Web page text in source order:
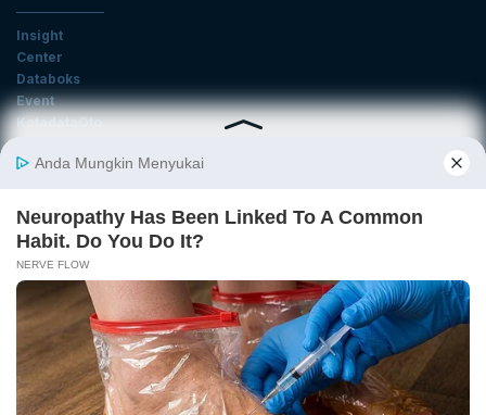
Insight
Center
Databoks
Event
KatadataOto
Email
Daftar
Tentang Katadata Advertising Karier
Pedoman Media Siber
Kebijakan Privasi
Disclaimer
Hubungi Kami